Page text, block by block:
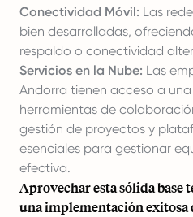
Conectividad Móvil: Las
bien desarrolladas,
respaldo o conectividad
Servicios en la Nube: Las
Andorra tienen acceso a
herramientas de
gestión de proyectos y
esenciales para gestionar
efectiva.
Aprovechar esta sólida base
una implementación exitosa